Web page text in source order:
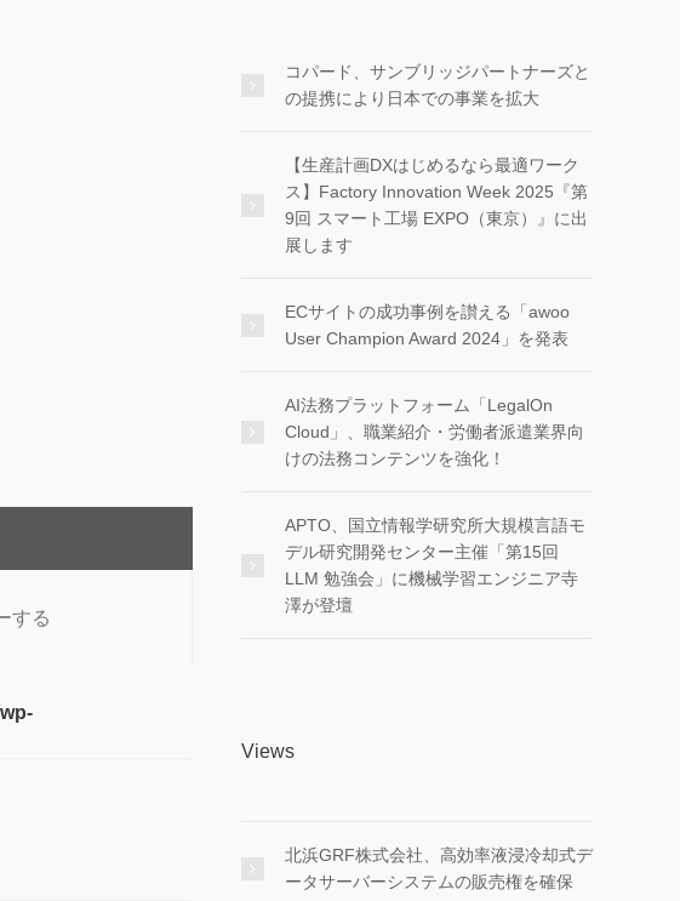
する
コパード、サンブリッジパートナーズと
の提携により日本での事業を拡大
【生産計画DXはじめるなら最適ワーク
ス】Factory Innovation Week 2025『第
9回 スマート工場 EXPO（東京）』に出
展します
ECサイトの成功事例を讃える「awoo
User Champion Award 2024」を発表
AI法務プラットフォーム「LegalOn
Cloud」、職業紹介・労働者派遣業界向
けの法務コンテンツを強化！
APTO、国立情報学研究所大規模言語モ
デル研究開発センター主催「第15回
LLM 勉強会」に機械学習エンジニア寺
澤が登壇
Views
北浜GRF株式会社、高効率液浸冷却式デ
ータサーバーシステムの販売権を確保